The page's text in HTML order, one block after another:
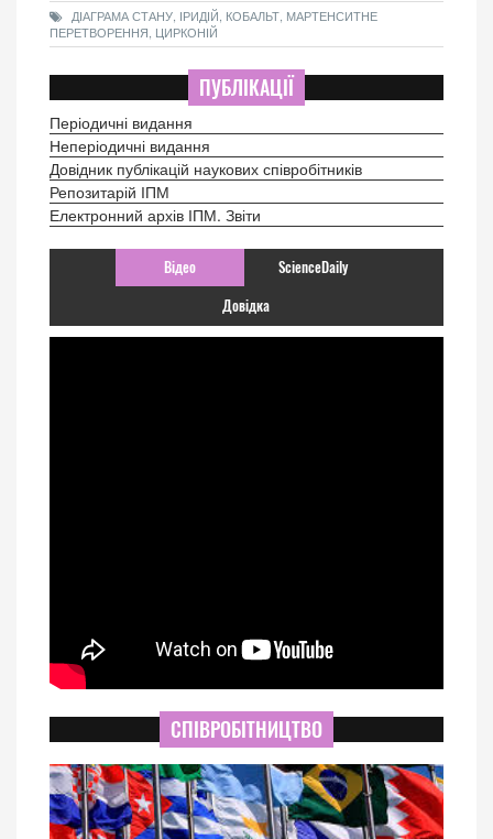
ДІАГРАМА СТАНУ, ІРИДІЙ, КОБАЛЬТ, МАРТЕНСИТНЕ
ПЕРЕТВОРЕННЯ, ЦИРКОНІЙ
ПУБЛІКАЦІЇ
Періодичні видання
Неперіодичні видання
Довідник публікацій наукових співробітників
Репозитарій ІПМ
Електронний архів ІПМ. Звіти
Відео ScienceDaily
Довідка
СПІВРОБІТНИЦТВО